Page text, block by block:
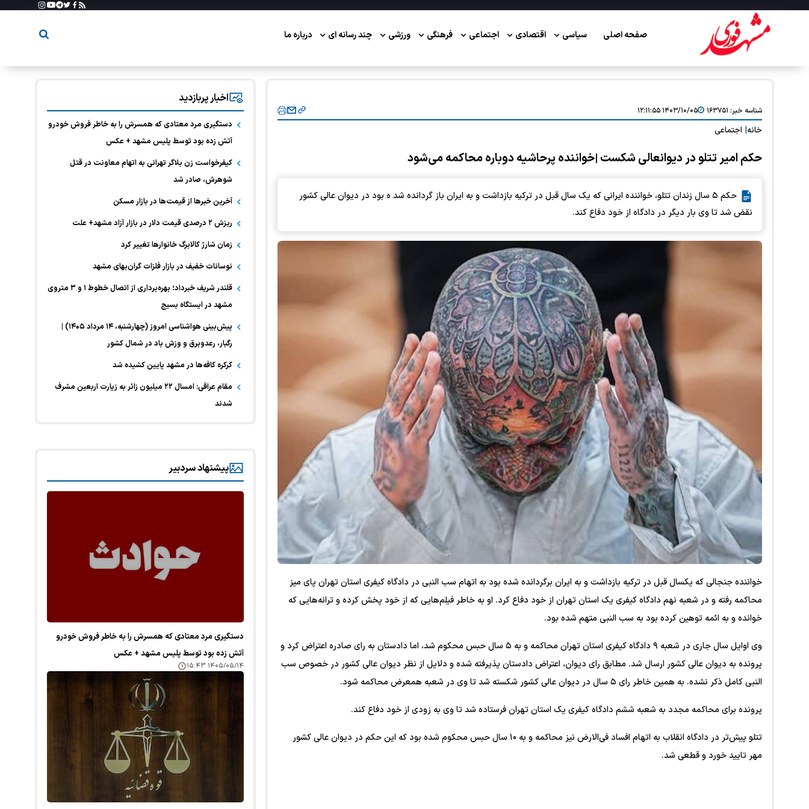
صفحه اصلی سیاسی اقتصادی اجتماعی فرهنگی ورزشی چند رسانه ای درباره ما
شناسه خبر: ۱۶۳۷۵۱ ۱۴۰۳/۱۰/۰۵ ۱۲:۱۱:۵۵
خانه اجتماعی
حکم امیر تتلو در دیوانعالی شکست |خواننده پرحاشیه دوباره محاکمه می‌شود
حکم ۵ سال زندان تتلو، خواننده ایرانی که یک سال قبل در ترکیه بازداشت و به ایران باز گردانده شد ه بود در دیوان عالی کشور
نقض شد تا وی بار دیگر در دادگاه از خود دفاع کند.
خواننده جنجالی که یکسال قبل در ترکیه بازداشت و به ایران برگردانده شده بود به اتهام سب النبی در دادگاه کیفری استان تهران پای میز
محاکمه رفته و در شعبه نهم دادگاه کیفری یک استان تهران از خود دفاع کرد. او به خاطر فیلم‌هایی که از خود پخش کرده و ترانه‌هایی که
خوانده و به ائمه توهین کرده بود به سب النبی متهم شده بود.
وی اوایل سال جاری در شعبه ۹ دادگاه کیفری استان تهران محاکمه و به ۵ سال حبس محکوم شد، اما دادستان به رای صادره اعتراض کرد و
پرونده به دیوان عالی کشور ارسال شد. مطابق رای دیوان، اعتراض دادستان پذیرفته شده و دلایل از نظر دیوان عالی کشور در خصوص سب
النبی کامل ذکر نشده. به همین خاطر رای ۵ سال در دیوان عالی کشور شکسته شد تا وی در شعبه همعرض محاکمه شود.
پرونده برای محاکمه مجدد به شعبه ششم دادگاه کیفری یک استان تهران فرستاده شد تا وی به زودی از خود دفاع کند.
تتلو پیش‌تر در دادگاه انقلاب به اتهام افساد فی‌الارض نیز محاکمه و به ۱۰ سال حبس محکوم شده بود که این حکم در دیوان عالی کشور
مهر تایید خورد و قطعی شد.
اخبار پربازدید
دستگیری مرد معتادی که همسرش را به خاطر فروش خودرو
آتش زده بود توسط پلیس مشهد + عکس
کیفرخواست زن بلاگر تهرانی به اتهام معاونت در قتل
شوهرش، صادر شد
آخرین خبر‌ها از قیمت‌ها در بازار مسکن
ریزش ۲ درصدی قیمت دلار در بازار آزاد مشهد+ علت
زمان شارژ کالابرگ خانوارها تغییر کرد
نوسانات خفیف در بازار فلزات گران‌بهای مشهد
قلندر شریف خبرداد؛ بهره‌برداری از اتصال خطوط ۱ و ۳ متروی
مشهد در ایستگاه بسیج
پیش‌بینی هواشناسی امروز (چهارشنبه، ۱۴ مرداد ۱۴۰۵) |
رگبار، رعدوبرق و وزش باد در شمال کشور
کرکره کافه‌ها در مشهد پایین کشیده شد
مقام عراقی: امسال ۲۲ میلیون زائر به زیارت اربعین مشرف
شدند
پیشنهاد سردبیر
دستگیری مرد معتادی که همسرش را به خاطر فروش خودرو
آتش زده بود توسط پلیس مشهد + عکس
۱۴۰۵/۰۵/۱۴ ۱۵:۴۳